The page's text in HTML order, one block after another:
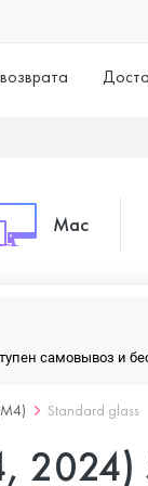
Mac
MacBook Air
самовывоз и
Standard glass